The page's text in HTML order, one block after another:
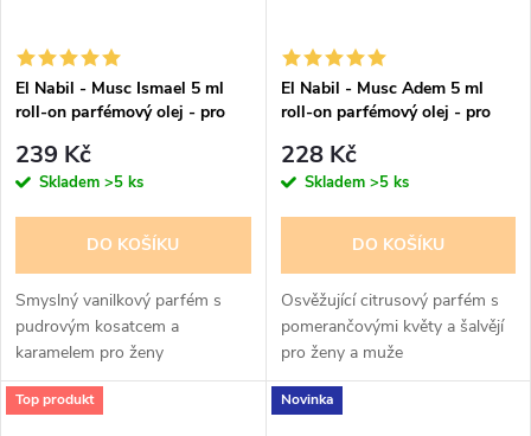
El Nabil - Musc Ismael 5 ml
roll-on parfémový olej - pro
239 Kč
Skladem >5 ks
DO KOŠÍKU
Smyslný vanilkový parfém s
pudrovým kosatcem a
karamelem pro ženy
El Nabil - Musc Adem 5 ml
roll-on parfémový olej - pro
228 Kč
Skladem >5 ks
DO KOŠÍKU
Osvěžující citrusový parfém s
pomerančovými květy a šalvějí
pro ženy a muže
Top produkt Novinka